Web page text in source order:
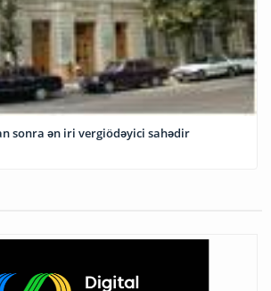
sonra ən iri vergiödəyici sahədir